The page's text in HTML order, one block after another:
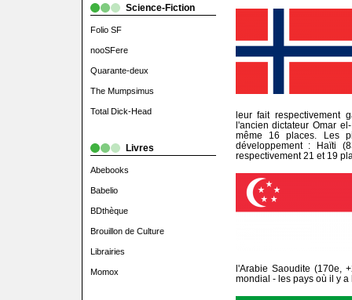
Science-Fiction
Folio SF
nooSFere
Quarante-deux
The Mumpsimus
Total Dick-Head
Livres
Abebooks
Babelio
BDthèque
Brouillon de Culture
Librairies
Momox
leur fait respectivement
l'ancien dictateur Omar
même 16 places. Les
développement : Haïti
respectivement 21 et 19
l'Arabie Saoudite (170e,
mondial - les pays où il y